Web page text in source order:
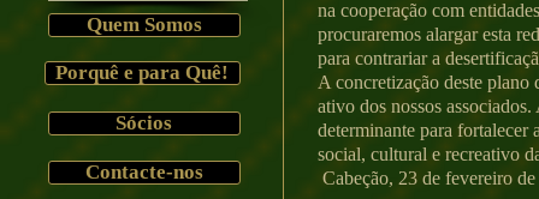
na cooperação com
procuraremos alargar esta
para contrariar a
A concretização deste plano
ativo dos nossos
determinante para fortalecer
social, cultural e recreativo
Cabeção, 23 de fevereiro
Quem Somos
Porquê e para Quê!
Sócios
Contacte-nos